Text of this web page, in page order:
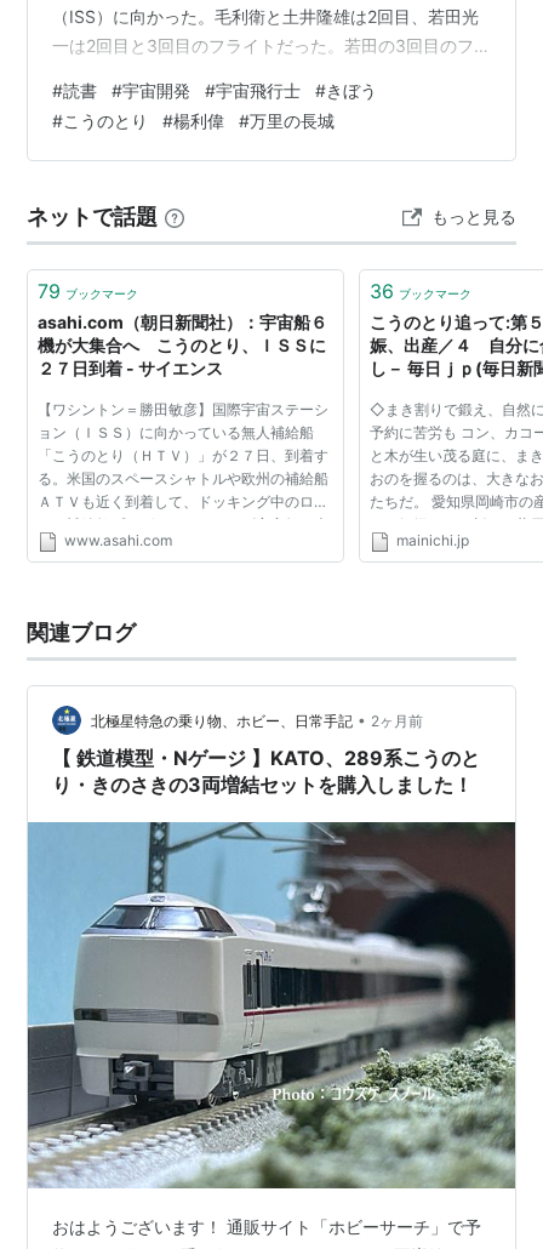
坊、幸せ）を運ぶ鳥としてのイメージがあり、国際宇宙
ステーション（ISS）に重要な物資を運ぶHTVのミッシ
ョン内容を的確に表しているため"。
また提案者数は有効応募総数17026件の中から商標など
の問題がないものの中で最多の217名であったと報じら
→HTV
（ISS）に向かった。毛利衛と土井隆雄は2回目、若田光
一は2回目と3回目のフライトだった。若田の3回目のフ
一の2回目のミッションでは宇宙に159日間滞在し日本人
最長となったが、2014年に若田に抜き返された。 毛利
衛 2000年2月11〜22日 若田光一 2000年10月11〜24
日〜8月9日、2009年12月20日…
#読書 #宇宙開発 #宇宙飛行士 #きぼう
#こうのとり #楊利偉 #万里の長城
ネットで話題 もっと見る
79 ブックマーク
asahi.com（朝日新聞社）：宇宙船６
機が大集合へ こうのとり、ＩＳＳに
２７日到着 - サイエンス
【ワシントン＝勝田敏彦】国際宇宙ステーシ
ョン（ＩＳＳ）に向かっている無人補給船
「こうのとり（ＨＴＶ）」が２７日、到着す
る。米国のスペースシャトルや欧州の補給船
ＡＴＶも近く到着して、ドッキング中のロシ
アの補給船プログレスやソユーズ宇宙船も含
め、最大６機の宇宙船が勢ぞろいしそうだ。
www.asahi.com
36 ブックマーク
こうのとり追って:第
娠、出産／４ 自分に
し－ 毎日ｊｐ(毎日新
◇まき割りで鍛え、自然
予約に苦労も コン、カコ
と木が生い茂る庭に、ま
おのを握るのは、大きな
たちだ。 愛知県岡崎市の
は、妊婦がまき割りや井
「作業」に汗を流す。お
mainichi.jp
関連ブログ
北極星特急の乗り物、ホビー、日常手記 • 2ヶ月前
【 鉄道模型・Nゲージ 】KATO、289系こうのと
り・きのさきの3両増結セットを購入しました！
おはようございます！ 通販サイト「ホビーサーチ」で予